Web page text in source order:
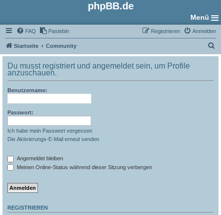
phpBB.de
Menü
FAQ Pastebin Anmelden
Registrieren
Startseite Community
u
Du musst registriert und angemeldet sein, um Profile
anzuschauen.
Benutzername:
Passwort:
Ich habe mein Passwort vergessen
Die Aktivierungs-E-Mail erneut senden
Angemeldet bleiben
Meinen Online-Status während dieser Sitzung verbergen
REGISTRIEREN